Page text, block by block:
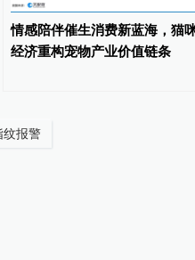
情感陪伴催生消费新蓝海，猫
经济重构宠物产业价值链条
纹报警